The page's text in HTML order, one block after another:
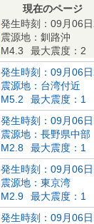
現在のページ
発生時刻：09月06
震源地：釧路沖
M4.3
最大震度：2
発生時刻：09月06
震源地：台湾付近
M5.2
最大震度：1
発生時刻：09月06
震源地：長野県中部
M2.8
最大震度：1
発生時刻：09月06
震源地：東京湾
M2.9
最大震度：1
発生時刻：09月06